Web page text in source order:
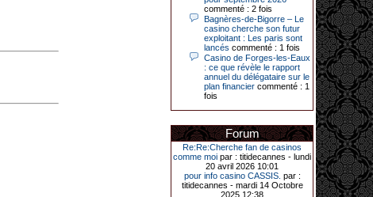
Le plus gros gain gagné depuis plus
de 20 ans dans l’établissement.
31-03-2026|
Série de jackpots au casino JOA de
Gujan-Mestras : ce mois de mars a
été fructueux pour quelques
une machine à sous pour une mise
initiale de 5,28 €. Puis quelques
jours plus tard, le vendredi 27 mars,
un joueur a décroché 12 086 euros
sur une autre machine à sous.
Enfin, troisième et dernier jackpot,
record cette fois-ci, le samedi 28
commenté : 2 fois
Bagnères-de-Bigorre – Le
casino cherche son futur
exploitant : Les paris sont
lancés commenté : 1 fois
Casino de Forges-les-Eaux
: ce que révèle le rapport
annuel du délégataire sur le
plan financier commenté : 1
fois
Forum
Re:Re:Cherche fan de casinos
comme moi par : titidecannes - lundi
20 avril 2026 10:01
pour info casino CASSIS. par :
titidecannes - mardi 14 Octobre
2025 12:38